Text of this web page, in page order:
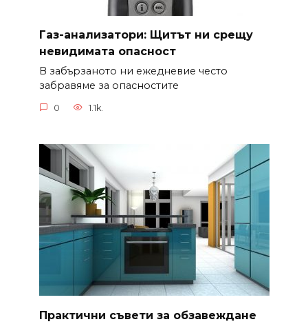
Газ-анализатори: Щитът ни срещу
невидимата опасност
В забързаното ни ежедневие често
забравяме за опасностите
0 1.1k.
Практични съвети за обзавеждане